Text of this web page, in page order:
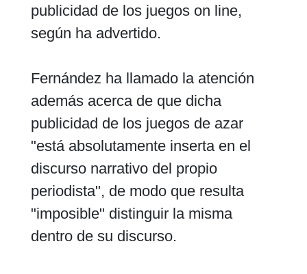
publicidad de los juegos on line,
según ha advertido.
Fernández ha llamado la atención
además acerca de que dicha
publicidad de los juegos de azar
"está absolutamente inserta en el
discurso narrativo del propio
periodista", de modo que resulta
"imposible" distinguir la misma
dentro de su discurso.